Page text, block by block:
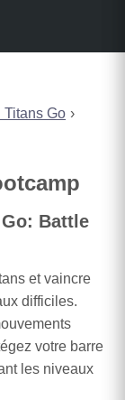
Titans Go
Battle
et vaincre
difficiles.
votre barre
les niveaux